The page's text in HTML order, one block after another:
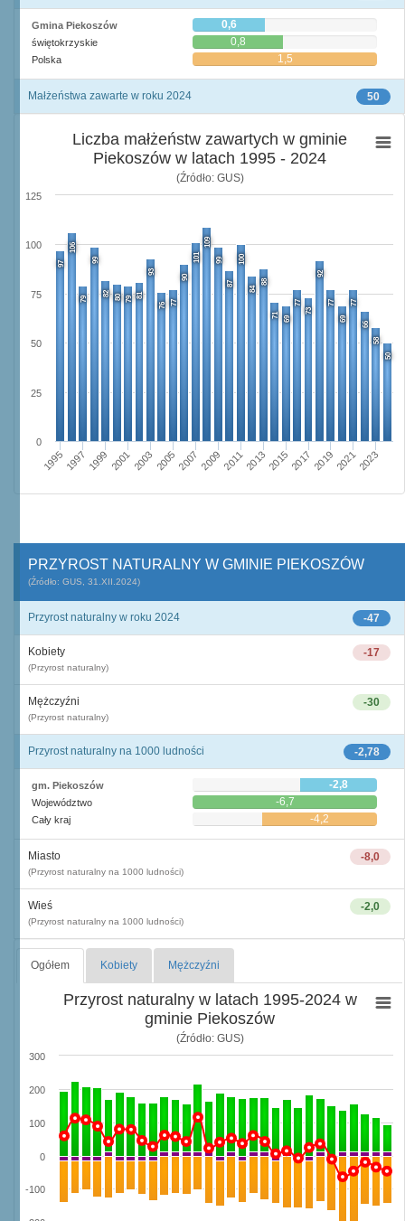
Gmina Piekoszów 0,6
świętokrzyskie 0,8
Polska 1,5
50
Małżeństwa zawarte w roku 2024
Liczba małżeństw zawartych w gminie
Piekoszów w latach 1995 - 2024
(Źródło: GUS)
97
106
79
99
82 80 79 81
93
76 77
90
101
109
99
87
100
84
88
71 69
77
73
92
77
69
77
66
58
50
19951997 1999 20012003 20052007 20092011201320152017 201920212023
0
25
50
75
100
125
PRZYROST NATURALNY W GMINIE PIEKOSZÓW
(Źródło: GUS, 31.XII.2024)
-47
Przyrost naturalny w roku 2024
-17
Kobiety
(Przyrost naturalny)
-30
Mężczyźni
(Przyrost naturalny)
-2,78
Przyrost naturalny na 1000 ludności
gm. Piekoszów -2,8
Województwo -6,7
Cały kraj -4,2
-8,0
Miasto
(Przyrost naturalny na 1000 ludności)
-2,0
Wieś
(Przyrost naturalny na 1000 ludności)
Ogółem Kobiety Mężczyźni
Przyrost naturalny w latach 1995-2024 w
gminie Piekoszów
(Źródło: GUS)
-100
0
100
200
300